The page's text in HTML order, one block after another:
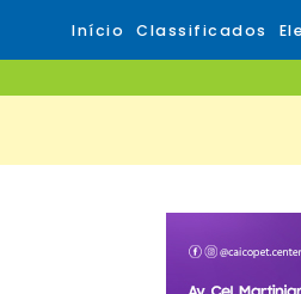
Início Classificados